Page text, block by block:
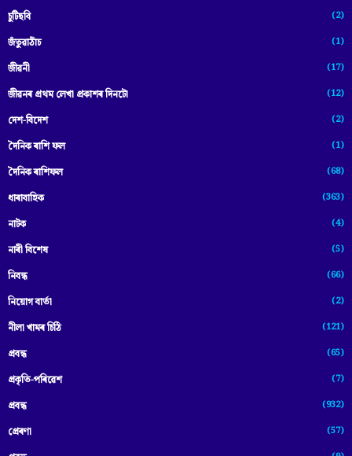
চুটিছবি (2)
জঁতুৱাঠাঁচ (1)
জীৱনী (17)
জীৱনৰ প্ৰথম লেখা প্ৰকাশৰ দিনটো (12)
দেশ-বিদেশ (2)
দৈনিক ৰাশি ফল (1)
দৈনিক ৰাশিফল (68)
ধাৰাবাহিক (363)
নাটক (4)
নাৰী বিশেষ (5)
নিবন্ধ (66)
নিয়োগ বাৰ্তা (2)
নীলা খামৰ চিঠি (121)
প্রবন্ধ (65)
প্ৰকৃতি-পৰিৱেশ (7)
প্ৰবন্ধ (932)
প্ৰেৰণা (57)